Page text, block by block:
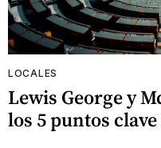
LOCALES
Lewis George y
los 5 puntos